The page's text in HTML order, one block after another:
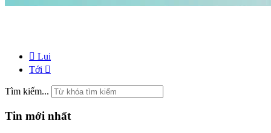
Lui
Tới
Tìm kiếm...
Tin mới nhất